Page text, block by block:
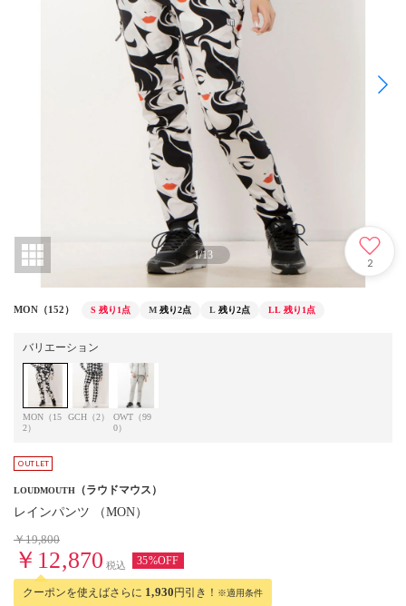
1/13
2
MON（152） S 残り1点 M 残り2点 L 残り2点 LL 残り1点
バリエーション
MON（15
2）
GCH（2）
OWT（99
0）
LOUDMOUTH （ラウドマウス）
レインパンツ （MON）
￥19,800
￥12,870 税込 35%OFF
クーポンを使えばさらに 1,930円引き！ ※適用条件